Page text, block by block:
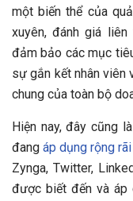
một biến thể của
xuyên, đánh giá
đảm bảo các mục
sự gắn kết nhân viên
chung của toàn bộ
Hiện nay, đây cũng
đang áp dụng rộng
Zynga, Twitter,
được biết đến và áp